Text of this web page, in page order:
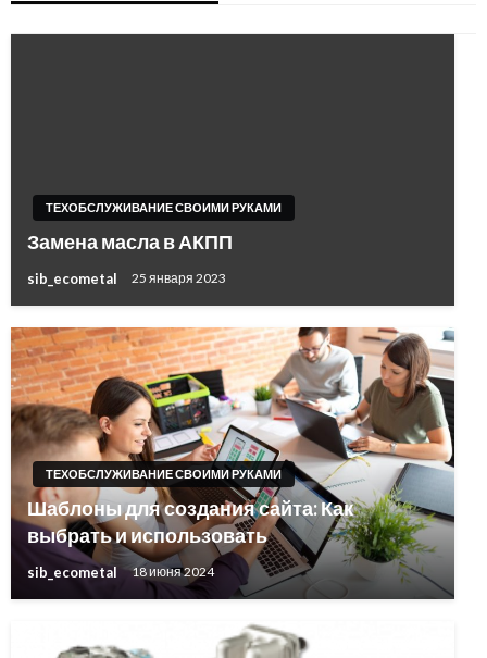
ТЕХОБСЛУЖИВАНИЕ СВОИМИ РУКАМИ
Замена масла в АКПП
sib_ecometal 25 января 2023
ТЕХОБСЛУЖИВАНИЕ СВОИМИ РУКАМИ
Шаблоны для создания сайта: Как
выбрать и использовать
sib_ecometal 18 июня 2024